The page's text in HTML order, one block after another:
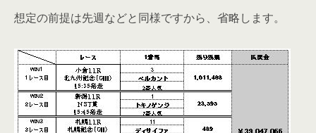
想定の前提は先週などと同様ですから、省略します。